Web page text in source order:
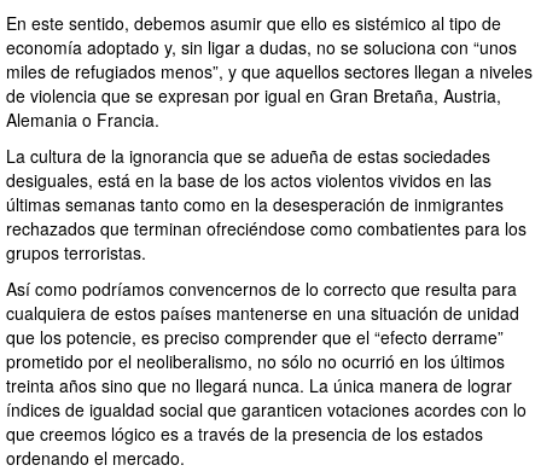
En este sentido, debemos asumir que ello es sistémico al tipo de
economía adoptado y, sin ligar a dudas, no se soluciona con “unos
miles de refugiados menos”, y que aquellos sectores llegan a niveles
de violencia que se expresan por igual en Gran Bretaña, Austria,
Alemania o Francia.
La cultura de la ignorancia que se adueña de estas sociedades
desiguales, está en la base de los actos violentos vividos en las
últimas semanas tanto como en la desesperación de inmigrantes
rechazados que terminan ofreciéndose como combatientes para los
grupos terroristas.
Así como podríamos convencernos de lo correcto que resulta para
cualquiera de estos países mantenerse en una situación de unidad
que los potencie, es preciso comprender que el “efecto derrame”
prometido por el neoliberalismo, no sólo no ocurrió en los últimos
treinta años sino que no llegará nunca. La única manera de lograr
índices de igualdad social que garanticen votaciones acordes con lo
que creemos lógico es a través de la presencia de los estados
ordenando el mercado.